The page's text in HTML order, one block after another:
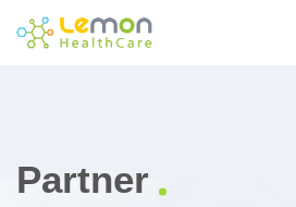
Partner